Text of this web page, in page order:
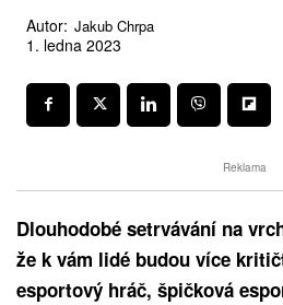
Autor: Jakub Chrpa
1. ledna 2023
Reklama
Dlouhodobé setrvávání na
že k vám lidé budou více
esportový hráč, špičková